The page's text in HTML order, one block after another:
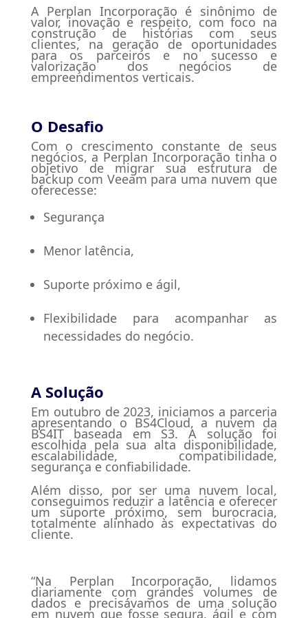
A Perplan Incorporação é sinônimo de
valor, inovação e respeito, com foco na
construção de histórias com seus
clientes, na geração de oportunidades
para os parceiros e no sucesso e
valorização dos negócios de
empreendimentos verticais.
O Desafio
Com o crescimento constante de seus
negócios, a Perplan Incorporação tinha o
objetivo de migrar sua estrutura de
backup com Veeam para uma nuvem que
oferecesse:
Segurança
Menor latência,
Suporte próximo e ágil,
Flexibilidade para acompanhar as
necessidades do negócio.
A Solução
Em outubro de 2023, iniciamos a parceria
apresentando o BS4Cloud, a nuvem da
BS4IT baseada em S3. A solução foi
escolhida pela sua alta disponibilidade,
escalabilidade, compatibilidade,
segurança e confiabilidade.
Além disso, por ser uma nuvem local,
conseguimos reduzir a latência e oferecer
um suporte próximo, sem burocracia,
totalmente alinhado às expectativas do
cliente.
“Na Perplan Incorporação, lidamos
diariamente com grandes volumes de
dados e precisávamos de uma solução
em nuvem que fosse segura, ágil e com